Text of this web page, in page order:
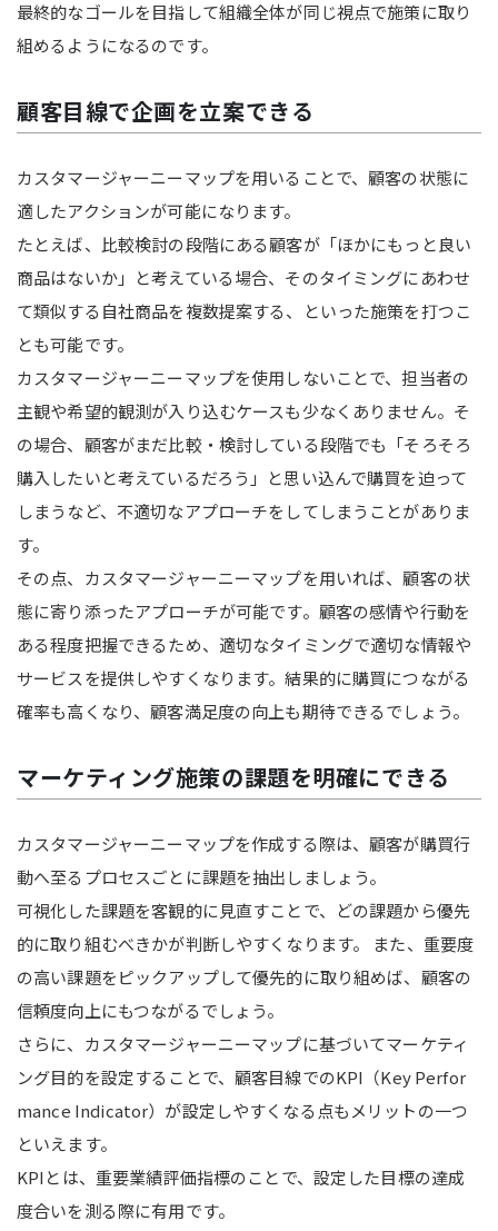
最終的なゴールを目指して組織全体が同じ視点で施策に取り
組めるようになるのです。
顧客目線で企画を立案できる
カスタマージャーニーマップを用いることで、顧客の状態に
適したアクションが可能になります。
たとえば、比較検討の段階にある顧客が「ほかにもっと良い
商品はないか」と考えている場合、そのタイミングにあわせ
て類似する自社商品を複数提案する、といった施策を打つこ
とも可能です。
カスタマージャーニーマップを使用しないことで、担当者の
主観や希望的観測が入り込むケースも少なくありません。そ
の場合、顧客がまだ比較・検討している段階でも「そろそろ
購入したいと考えているだろう」と思い込んで購買を迫って
しまうなど、不適切なアプローチをしてしまうことがありま
す。
その点、カスタマージャーニーマップを用いれば、顧客の状
態に寄り添ったアプローチが可能です。顧客の感情や行動を
ある程度把握できるため、適切なタイミングで適切な情報や
サービスを提供しやすくなります。結果的に購買につながる
確率も高くなり、顧客満足度の向上も期待できるでしょう。
マーケティング施策の課題を明確にできる
カスタマージャーニーマップを作成する際は、顧客が購買行
動へ至るプロセスごとに課題を抽出しましょう。
可視化した課題を客観的に見直すことで、どの課題から優先
的に取り組むべきかが判断しやすくなります。 また、重要度
の高い課題をピックアップして優先的に取り組めば、顧客の
信頼度向上にもつながるでしょう。
さらに、カスタマージャーニーマップに基づいてマーケティ
ング目的を設定することで、顧客目線でのKPI（Key Perfor
mance Indicator）が設定しやすくなる点もメリットの一つ
といえます。
KPIとは、重要業績評価指標のことで、設定した目標の達成
度合いを測る際に有用です。